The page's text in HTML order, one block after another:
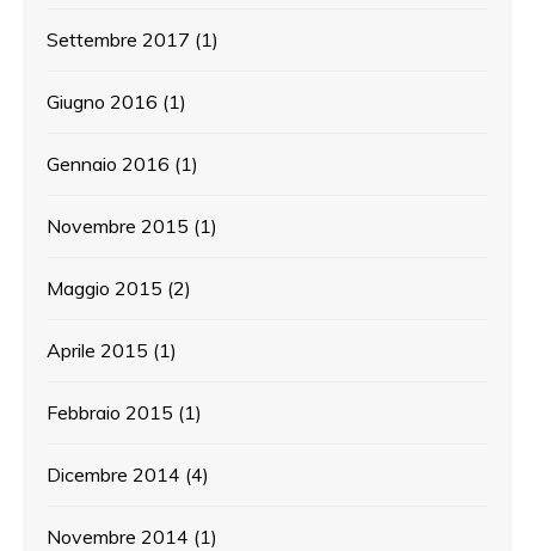
Settembre 2017 (1)
Giugno 2016 (1)
Gennaio 2016 (1)
Novembre 2015 (1)
Maggio 2015 (2)
Aprile 2015 (1)
Febbraio 2015 (1)
Dicembre 2014 (4)
Novembre 2014 (1)